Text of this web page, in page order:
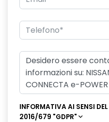
INFORMATIVA AI SENSI
2016/679 "GDPR"